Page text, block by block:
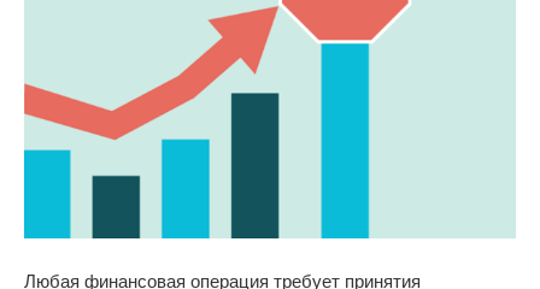
Любая финансовая операция требует принятия